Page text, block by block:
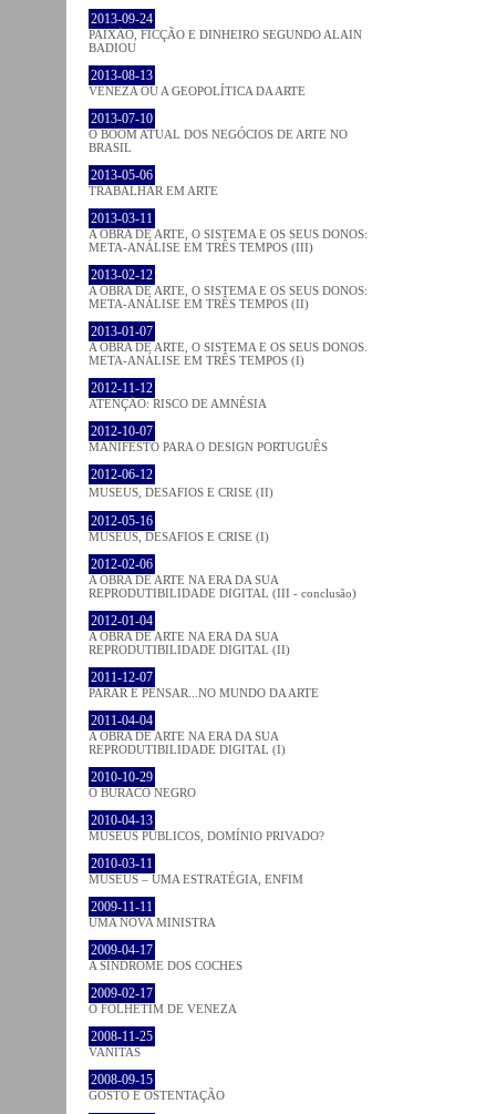
2013-09-24
PAIXÃO, FICÇÃO E DINHEIRO SEGUNDO ALAIN
BADIOU
2013-08-13
VENEZA OU A GEOPOLÍTICA DA ARTE
2013-07-10
O BOOM ATUAL DOS NEGÓCIOS DE ARTE NO
BRASIL
2013-05-06
TRABALHAR EM ARTE
2013-03-11
A OBRA DE ARTE, O SISTEMA E OS SEUS DONOS:
META-ANÁLISE EM TRÊS TEMPOS (III)
2013-02-12
A OBRA DE ARTE, O SISTEMA E OS SEUS DONOS:
META-ANÁLISE EM TRÊS TEMPOS (II)
2013-01-07
A OBRA DE ARTE, O SISTEMA E OS SEUS DONOS.
META-ANÁLISE EM TRÊS TEMPOS (I)
2012-11-12
ATENÇÃO: RISCO DE AMNÉSIA
2012-10-07
MANIFESTO PARA O DESIGN PORTUGUÊS
2012-06-12
MUSEUS, DESAFIOS E CRISE (II)
2012-05-16
MUSEUS, DESAFIOS E CRISE (I)
2012-02-06
A OBRA DE ARTE NA ERA DA SUA
REPRODUTIBILIDADE DIGITAL (III - conclusão)
2012-01-04
A OBRA DE ARTE NA ERA DA SUA
REPRODUTIBILIDADE DIGITAL (II)
2011-12-07
PARAR E PENSAR...NO MUNDO DA ARTE
2011-04-04
A OBRA DE ARTE NA ERA DA SUA
REPRODUTIBILIDADE DIGITAL (I)
2010-10-29
O BURACO NEGRO
2010-04-13
MUSEUS PÚBLICOS, DOMÍNIO PRIVADO?
2010-03-11
MUSEUS – UMA ESTRATÉGIA, ENFIM
2009-11-11
UMA NOVA MINISTRA
2009-04-17
A SÍNDROME DOS COCHES
2009-02-17
O FOLHETIM DE VENEZA
2008-11-25
VANITAS
2008-09-15
GOSTO E OSTENTAÇÃO